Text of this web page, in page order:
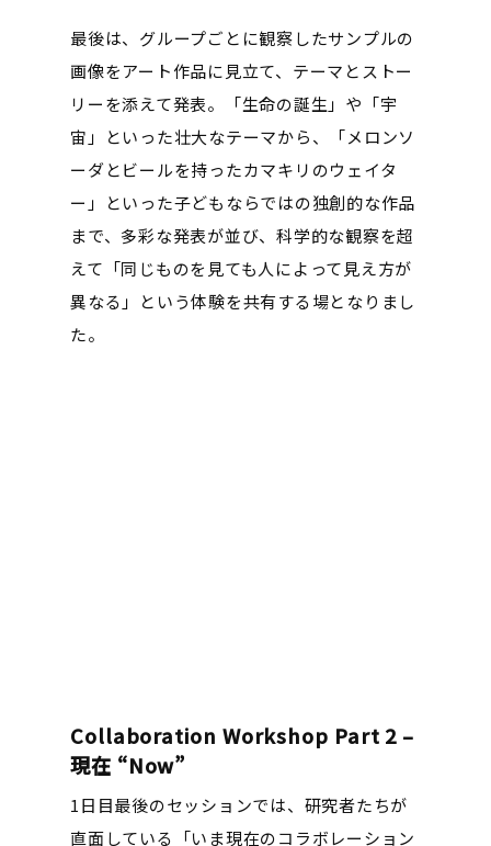
最後は、グループごとに観察したサンプルの
画像をアート作品に見立て、テーマとストー
リーを添えて発表。「生命の誕生」や「宇
宙」といった壮大なテーマから、「メロンソ
ーダとビールを持ったカマキリのウェイタ
ー」といった子どもならではの独創的な作品
まで、多彩な発表が並び、科学的な観察を超
えて「同じものを見ても人によって見え方が
異なる」という体験を共有する場となりまし
た。
Collaboration Workshop Part 2 –
現在 “Now”
1日目最後のセッションでは、研究者たちが
直面している「いま現在のコラボレーション